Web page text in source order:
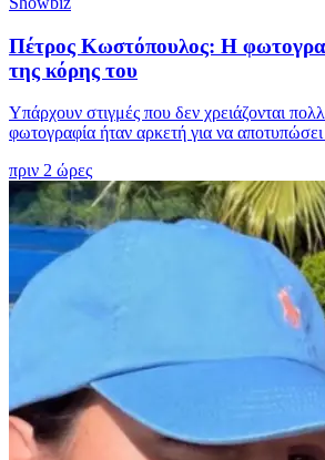
Πέτρος Κωστόπουλος: Η
της κόρης του
Υπάρχουν στιγμές που δεν χρειάζονται
φωτογραφία ήταν αρκετή για να
πριν 2 ώρες